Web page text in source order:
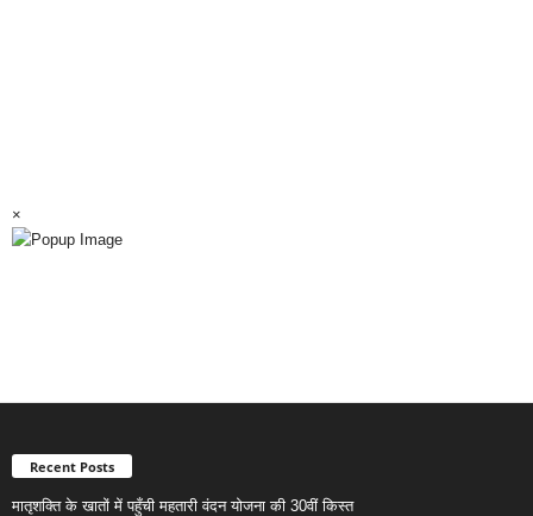
×
Recent Posts
मातृशक्ति के खातों में पहुँची महतारी वंदन योजना की 30वीं किस्त